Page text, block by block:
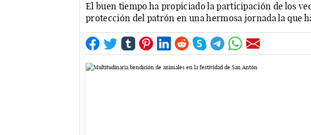
El buen tiempo ha propiciado la participación de los
protección del patrón en una hermosa jornada la que